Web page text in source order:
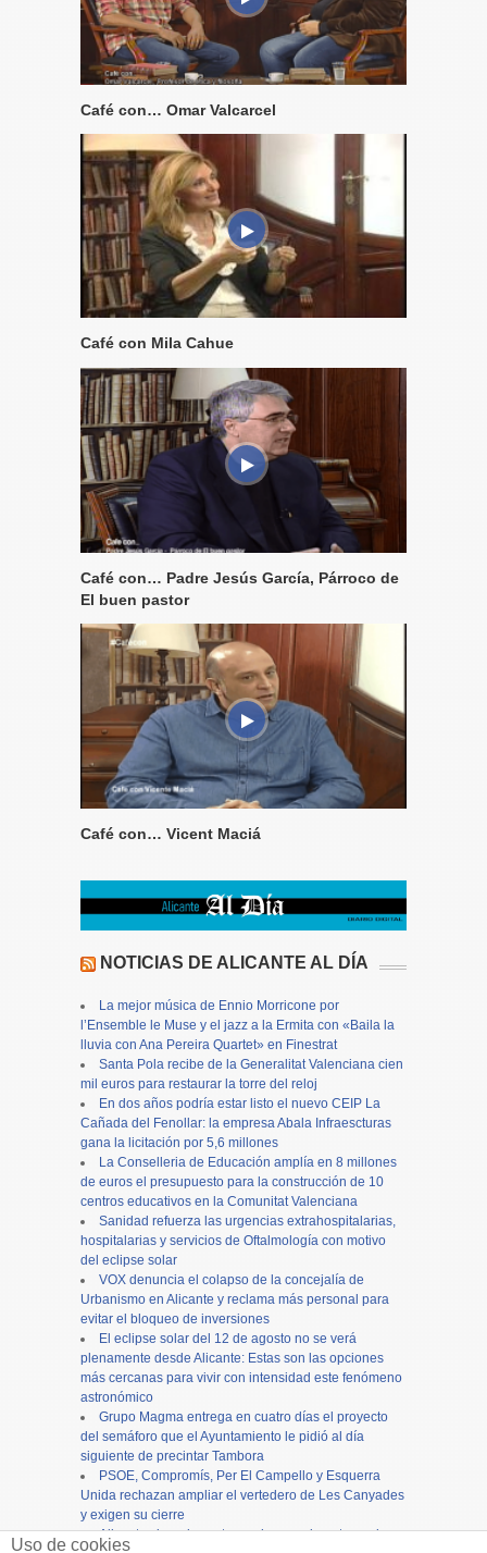
Café con… Omar Valcarcel
Café con Mila Cahue
Café con… Padre Jesús García, Párroco de
El buen pastor
Café con… Vicent Maciá
NOTICIAS DE ALICANTE AL DÍA
La mejor música de Ennio Morricone por
l’Ensemble le Muse y el jazz a la Ermita con «Baila la
lluvia con Ana Pereira Quartet» en Finestrat
Santa Pola recibe de la Generalitat Valenciana cien
mil euros para restaurar la torre del reloj
En dos años podría estar listo el nuevo CEIP La
Cañada del Fenollar: la empresa Abala Infraescturas
gana la licitación por 5,6 millones
La Conselleria de Educación amplía en 8 millones
de euros el presupuesto para la construcción de 10
centros educativos en la Comunitat Valenciana
Sanidad refuerza las urgencias extrahospitalarias,
hospitalarias y servicios de Oftalmología con motivo
del eclipse solar
VOX denuncia el colapso de la concejalía de
Urbanismo en Alicante y reclama más personal para
evitar el bloqueo de inversiones
El eclipse solar del 12 de agosto no se verá
plenamente desde Alicante: Estas son las opciones
más cercanas para vivir con intensidad este fenómeno
astronómico
Grupo Magma entrega en cuatro días el proyecto
del semáforo que el Ayuntamiento le pidió al día
siguiente de precintar Tambora
PSOE, Compromís, Per El Campello y Esquerra
Unida rechazan ampliar el vertedero de Les Canyades
y exigen su cierre
Alicante cierra los actos en honor a la patrona, la
Uso de cookies